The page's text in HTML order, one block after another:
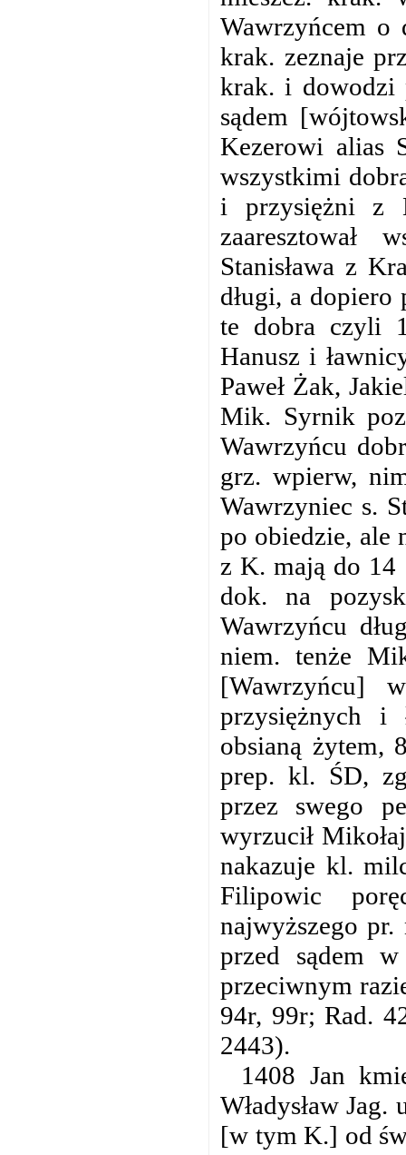
Wawrzyńcem o
krak. zeznaje
krak. i dowodzi
sądem
Kezerowi alias
wszystkimi
i przysiężni z
zaaresztował
Stanisława z
długi, a
te dobra czyli
Hanusz i
Paweł Żak,
Mik. Syrnik
Wawrzyńcu
grz. wpierw,
Wawrzyniec s.
po obiedzie, ale
z K. mają do
dok. na
Wawrzyńcu
niem. tenże
[Wawrzyńcu]
przysiężnych i
obsianą żytem,
prep. kl. ŚD,
przez swego
wyrzucił
nakazuje kl.
Filipowic
najwyższego
przed sądem
przeciwnym
94r, 99r; Rad.
2443).
1408 Jan
Władysław
[w tym K.] od